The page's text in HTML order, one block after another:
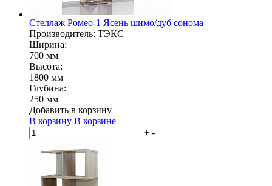
Стеллаж Ромео-1 Ясень шимо/дуб сонома
Производитель: ТЭКС
Ширина:
700 мм
Высота:
1800 мм
Глубина:
250 мм
Добавить в корзину
В корзину В корзине
+ -